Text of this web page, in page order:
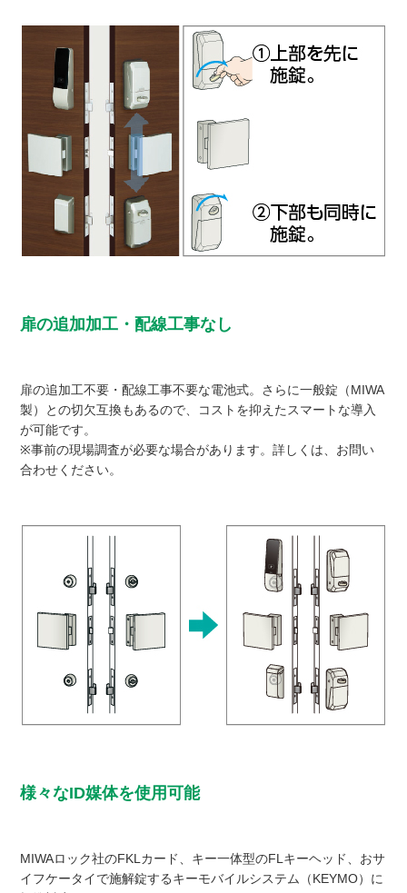
扉の追加加工・配線工事なし
扉の追加工不要・配線工事不要な電池式。さらに一般錠（MIWA
製）との切欠互換もあるので、コストを抑えたスマートな導入
が可能です。
※事前の現場調査が必要な場合があります。詳しくは、お問い
合わせください。
様々なID媒体を使用可能
MIWAロック社のFKLカード、キー一体型のFLキーヘッド、おサ
イフケータイで施解錠するキーモバイルシステム（KEYMO）に